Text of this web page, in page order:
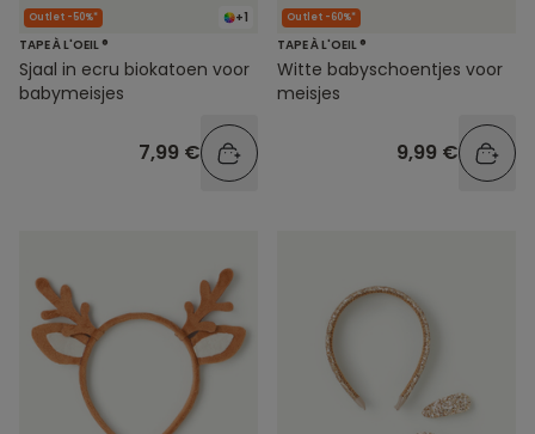
+1
Outlet -50%*
TAPE À L'OEIL ®
Sjaal in ecru biokatoen voor
babymeisjes
7,99 €
Outlet -60%*
TAPE À L'OEIL ®
Witte babyschoentjes voor
meisjes
9,99 €